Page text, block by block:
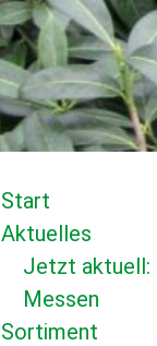
Start
Aktuelles
Jetzt aktuell:
Messen
Sortiment